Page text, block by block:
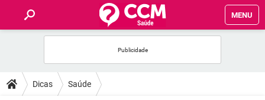
MENU
FÓRUM
Dicas Saúde